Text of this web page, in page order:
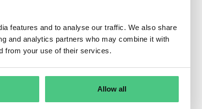
features and to analyse our traffic. We also share
and analytics partners who may combine it with
from your use of their services.
Allow all